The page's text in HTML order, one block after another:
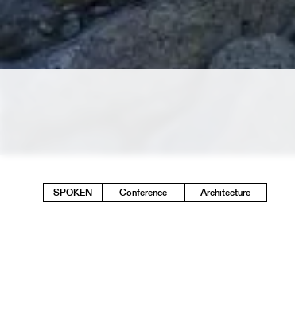
SPOKEN Conference Architecture